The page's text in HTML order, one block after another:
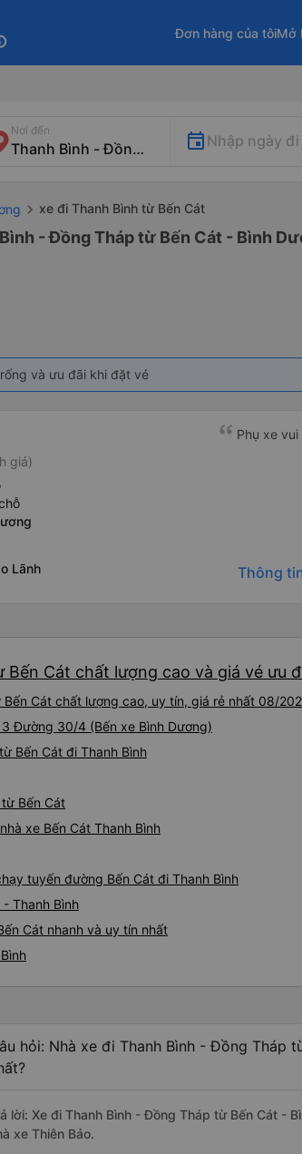
Đơn hàng của tôiMở
Nơi đến
Nhập ngày đi
xe đi Thanh Bình từ Bến Cát
- Đồng Tháp từ Bến Cát - Bình
và ưu đãi khi đặt vé
giá)
Lãnh
Phụ xe
Thông
Cát chất lượng cao và giá vé ưu
Cát chất lượng cao, uy tín, giá rẻ nhất 08/
Đường 30/4 (Bến xe Bình Dương)
Bến Cát đi Thanh Bình
Bến Cát
xe Bến Cát Thanh Bình
tuyến đường Bến Cát đi Thanh Bình
Thanh Bình
Cát nhanh và uy tín nhất
hỏi: Nhà xe đi Thanh Bình - Đồng Tháp
lời: Xe đi Thanh Bình - Đồng Tháp từ Bến Cát -
xe Thiên Bảo.